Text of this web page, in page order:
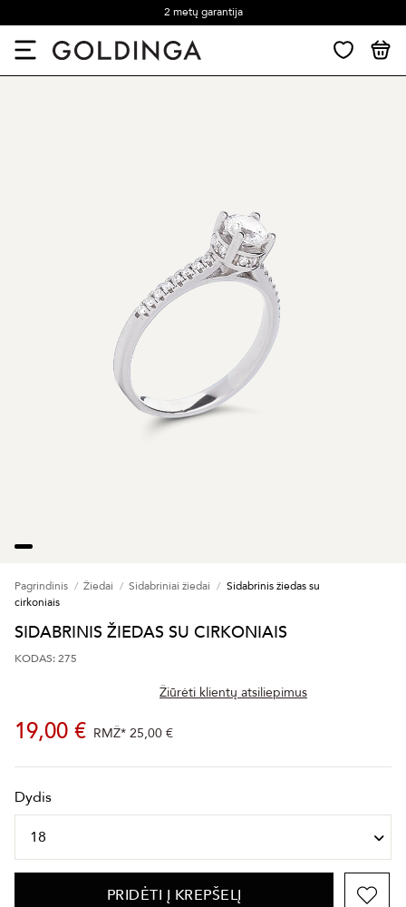
2 metų garantija
Pagrindinis Žiedai Sidabriniai žiedai
Sidabrinis žiedas su
cirkoniais
SIDABRINIS ŽIEDAS SU CIRKONIAIS
KODAS: 275
Žiūrėti klientų atsiliepimus
19,00 € RMŽ* 25,00 €
Dydis
PRIDĖTI Į KREPŠELĮ